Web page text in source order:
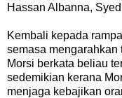
Hassan Albanna,
Kembali kepada
semasa
Morsi berkata beliau
sedemikian kerana
menjaga kebajikan